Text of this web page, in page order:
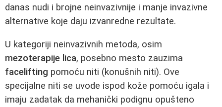
danas nudi i brojne neinvazivnije i manje invazivne
alternative koje daju izvanredne rezultate.
U kategoriji neinvazivnih metoda, osim
mezoterapije lica, posebno mesto zauzima
facelifting pomoću niti (konušnih niti). Ove
specijalne niti se uvode ispod kože pomoću igala i
imaju zadatak da mehanički podignu opušteno